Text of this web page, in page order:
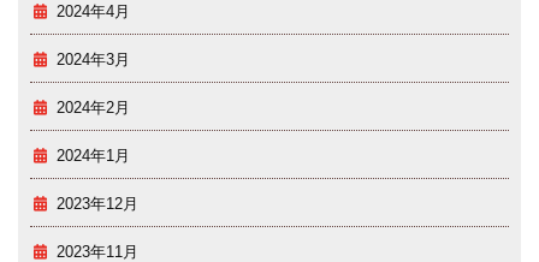
2024年4月
2024年3月
2024年2月
2024年1月
2023年12月
2023年11月